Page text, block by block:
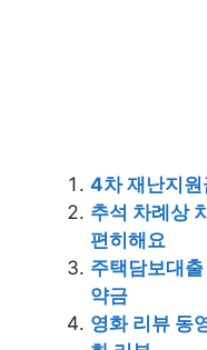
4차 재난지원
추석 차례상
편히해요
주택담보대
약금
영화 리뷰 동